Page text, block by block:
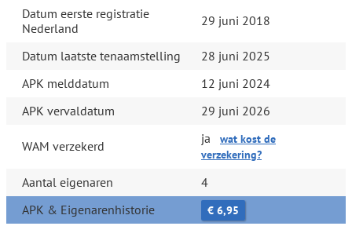
Datum eerste registratie
Nederland
29 juni 2018
Datum laatste tenaamstelling
28 juni 2025
APK melddatum
12 juni 2024
APK vervaldatum
29 juni 2026
WAM verzekerd ja
wat kost de
verzekering?
Aantal eigenaren
4
APK & Eigenarenhistorie
€ 6,95